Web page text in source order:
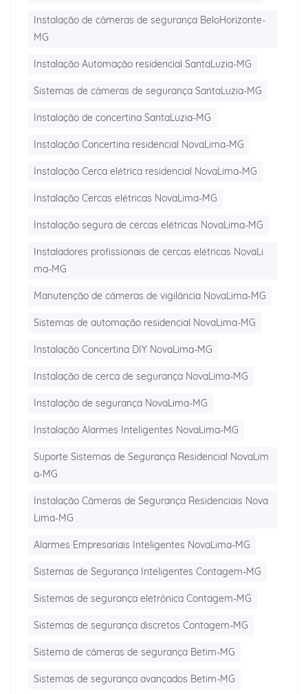
Instalação de câmeras de segurança BeloHorizonte-
MG
Instalação Automação residencial SantaLuzia-MG
Sistemas de câmeras de segurança SantaLuzia-MG
Instalação de concertina SantaLuzia-MG
Instalação Concertina residencial NovaLima-MG
Instalação Cerca elétrica residencial NovaLima-MG
Instalação Cercas elétricas NovaLima-MG
Instalação segura de cercas elétricas NovaLima-MG
Instaladores profissionais de cercas elétricas NovaLi
ma-MG
Manutenção de câmeras de vigilância NovaLima-MG
Sistemas de automação residencial NovaLima-MG
Instalação Concertina DIY NovaLima-MG
Instalação de cerca de segurança NovaLima-MG
Instalação de segurança NovaLima-MG
Instalação Alarmes Inteligentes NovaLima-MG
Suporte Sistemas de Segurança Residencial NovaLim
a-MG
Instalação Câmeras de Segurança Residenciais Nova
Lima-MG
Alarmes Empresariais Inteligentes NovaLima-MG
Sistemas de Segurança Inteligentes Contagem-MG
Sistemas de segurança eletrônica Contagem-MG
Sistemas de segurança discretos Contagem-MG
Sistema de câmeras de segurança Betim-MG
Sistemas de segurança avançados Betim-MG